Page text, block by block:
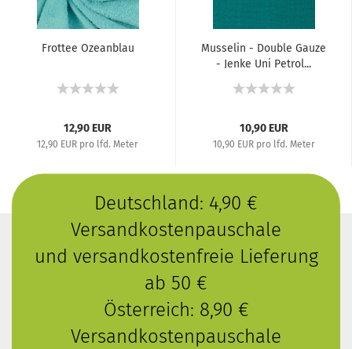
Frottee Ozeanblau
12,90 EUR
12,90 EUR pro lfd. Meter
Musselin - Double Gauze
- Jenke Uni Petrol...
10,90 EUR
10,90 EUR pro lfd. Meter
Deutschland: 4,90 €
Versandkostenpauschale
und versandkostenfreie Lieferung
ab 50 €
Österreich: 8,90 €
Versandkostenpauschale